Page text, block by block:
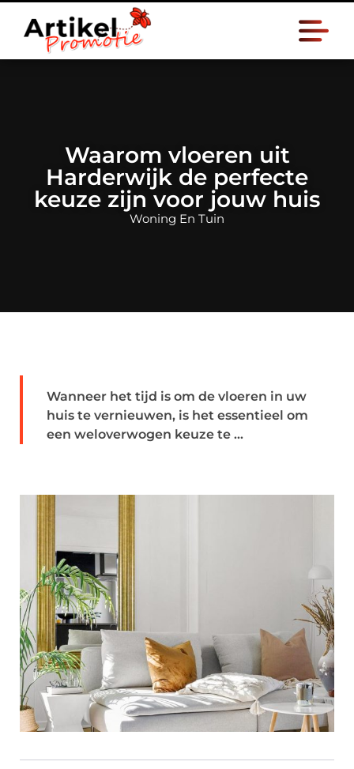
Waarom vloeren uit
Harderwijk de perfecte
keuze zijn voor jouw huis
Woning En Tuin
Wanneer het tijd is om de vloeren in uw
huis te vernieuwen, is het essentieel om
een weloverwogen keuze te ...